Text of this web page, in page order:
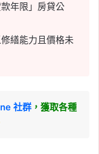
年限」房貸公
繕能力且價格未
社群 ，獲取各種